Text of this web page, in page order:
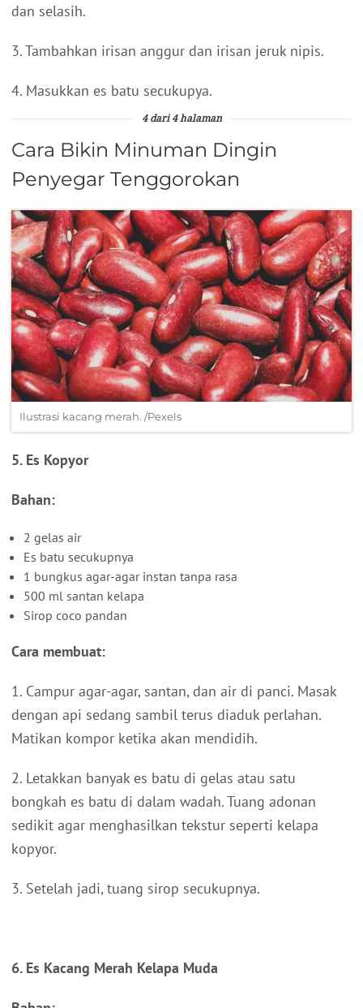
dan selasih.
3. Tambahkan irisan anggur dan irisan jeruk nipis.
4. Masukkan es batu secukupya.
4 dari 4 halaman
Cara Bikin Minuman Dingin
Penyegar Tenggorokan
Ilustrasi kacang merah. /Pexels
5. Es Kopyor
Bahan:
2 gelas air
Es batu secukupnya
1 bungkus agar-agar instan tanpa rasa
500 ml santan kelapa
Sirop coco pandan
Cara membuat:
1. Campur agar-agar, santan, dan air di panci. Masak
dengan api sedang sambil terus diaduk perlahan.
Matikan kompor ketika akan mendidih.
2. Letakkan banyak es batu di gelas atau satu
bongkah es batu di dalam wadah. Tuang adonan
sedikit agar menghasilkan tekstur seperti kelapa
kopyor.
3. Setelah jadi, tuang sirop secukupnya.
6. Es Kacang Merah Kelapa Muda